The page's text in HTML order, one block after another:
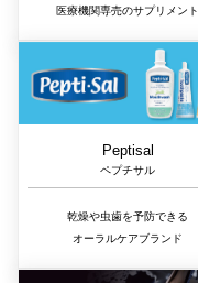
医療機関専売のサプリメント
Peptisal
ペプチサル
乾燥や虫歯を予防できる
オーラルケアブランド